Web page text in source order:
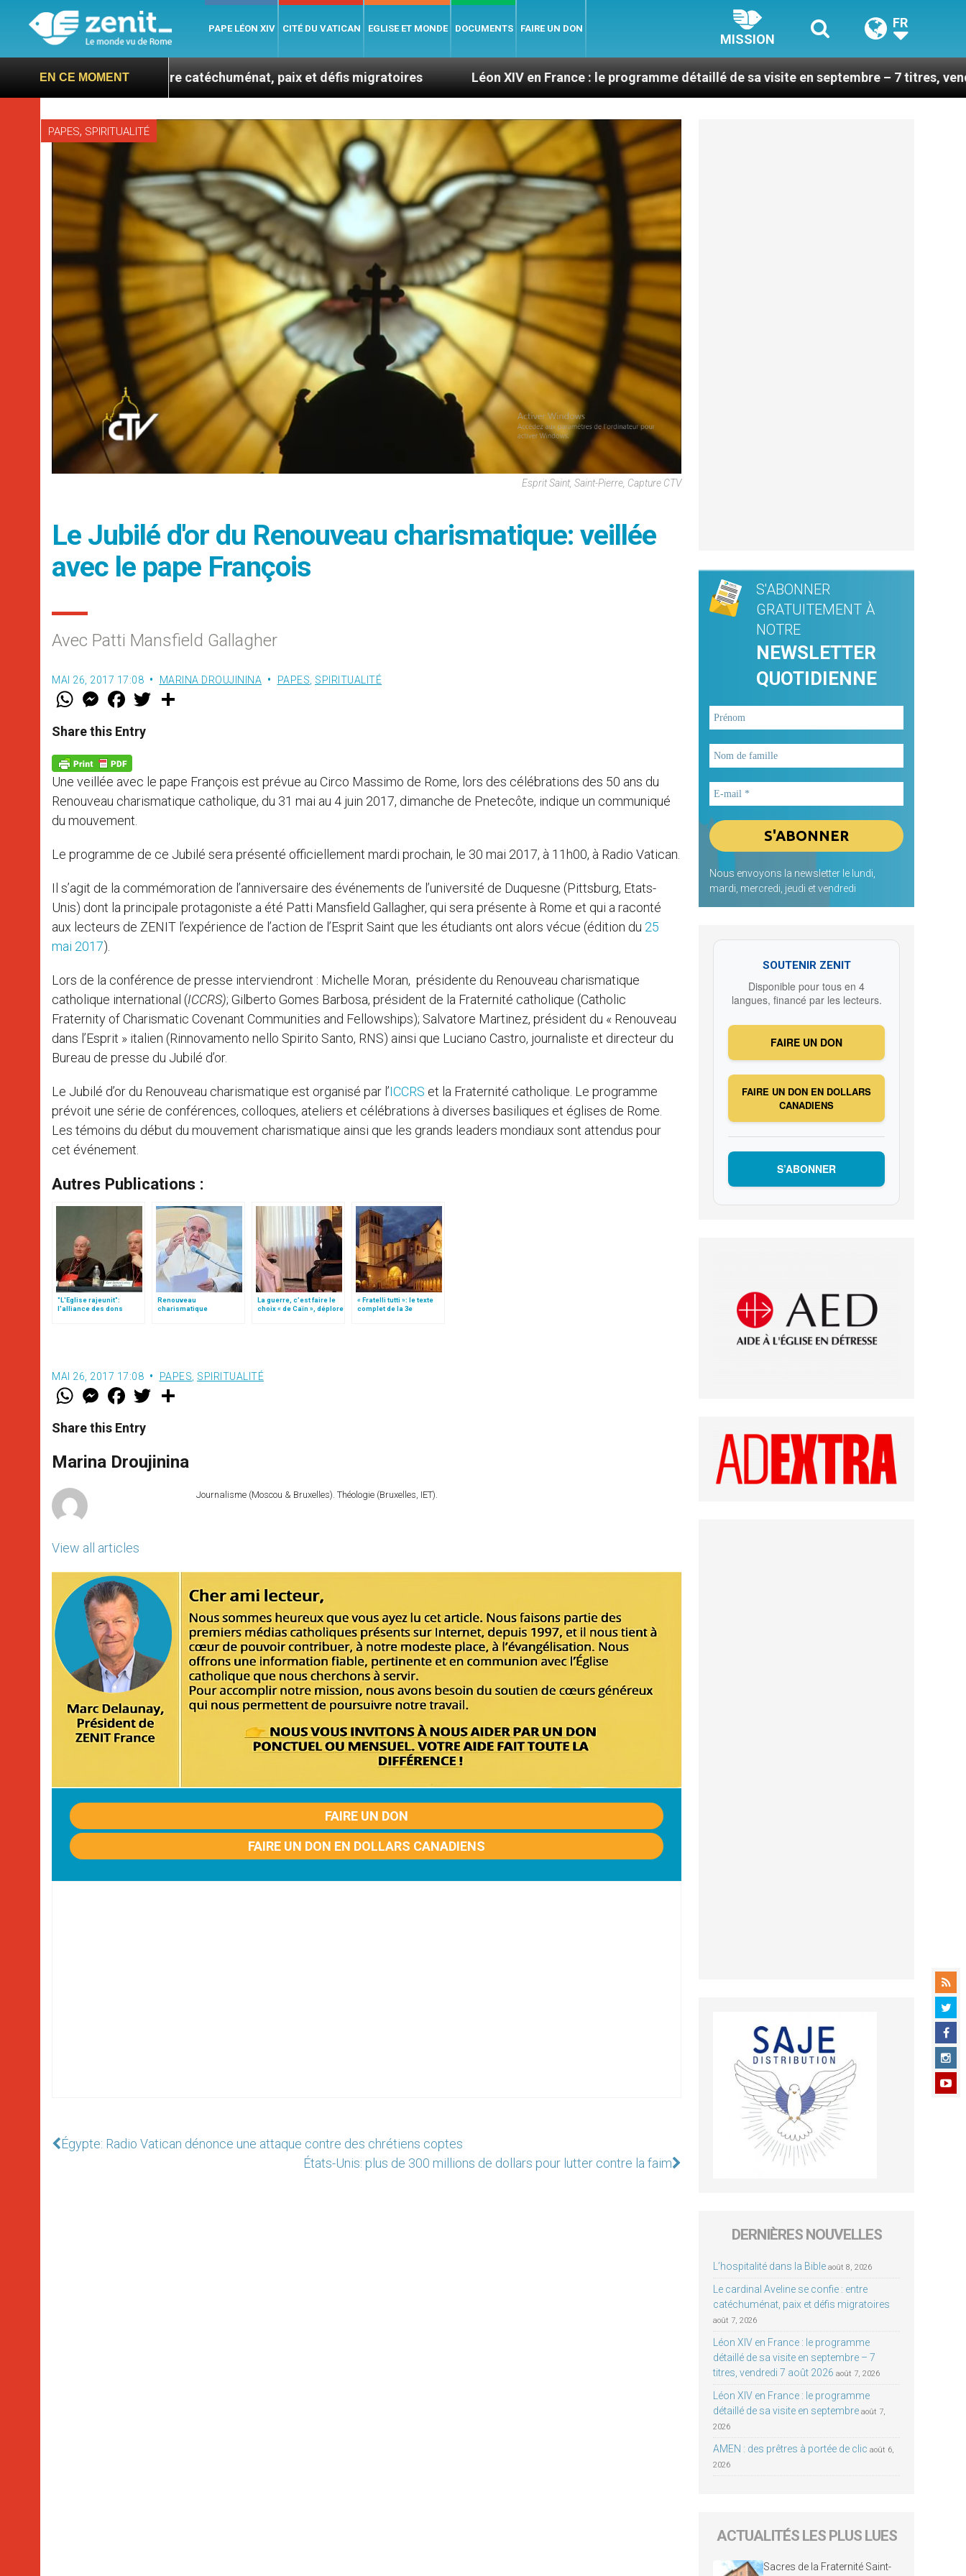
PAPE LÉON XIV CITÉ DU VATICAN EGLISE ET MONDE DOCUMENTS FAIRE UN DON
MISSION
FR
EN CE MOMENT
confie : entre catéchuménat, paix et défis migratoires Léon XIV en France : le programme détaillé de sa visite en septembre – 7 titres, vendredi 7 août
PAPES, SPIRITUALITÉ
Esprit Saint, Saint-Pierre, Capture CTV
Le Jubilé d'or du Renouveau charismatique: veillée
avec le pape François
Avec Patti Mansfield Gallagher
MAI 26, 2017 17:08 MARINA DROUJININA PAPES SPIRITUALITÉ
W
t
s
p
p
M
e
s
e
g
e
r
F
a
e
b
o
k
w
Share this Entry
Une veillée avec le pape François est prévue au Circo Massimo de Rome, lors des célébrations des 50 ans du
Renouveau charismatique catholique, du 31 mai au 4 juin 2017, dimanche de Pnetecôte, indique un communiqué
du mouvement.
Le programme de ce Jubilé sera présenté officiellement mardi prochain, le 30 mai 2017, à 11h00, à Radio Vatican.
Il s’agit de la commémoration de l’anniversaire des événements de l’université de Duquesne (Pittsburg, Etats-
Unis) dont la principale protagoniste a été Patti Mansfield Gallagher, qui sera présente à Rome et qui a raconté
aux lecteurs de ZENIT l’expérience de l’action de l’Esprit Saint que les étudiants ont alors vécue (édition du 25
mai 2017).
Lors de la conférence de presse interviendront : Michelle Moran, présidente du Renouveau charismatique
catholique international (ICCRS); Gilberto Gomes Barbosa, président de la Fraternité catholique (Catholic
Fraternity of Charismatic Covenant Communities and Fellowships); Salvatore Martinez, président du « Renouveau
dans l’Esprit » italien (Rinnovamento nello Spirito Santo, RNS) ainsi que Luciano Castro, journaliste et directeur du
Bureau de presse du Jubilé d’or.
Le Jubilé d’or du Renouveau charismatique est organisé par l’ICCRS et la Fraternité catholique. Le programme
prévoit une série de conférences, colloques, ateliers et célébrations à diverses basiliques et églises de Rome.
Les témoins du début du mouvement charismatique ainsi que les grands leaders mondiaux sont attendus pour
cet événement.
Autres Publications :
"L'Eglise rajeunit":
l'alliance des dons
Renouveau
charismatique
La guerre, c’est faire le
choix « de Caïn », déplore
« Fratelli tutti »: le texte
complet de la 3e
MAI 26, 2017 17:08 PAPES SPIRITUALITÉ
W
t
s
p
p
M
e
s
e
g
e
F
a
e
b
o
k
w
r
Share this Entry
Marina Droujinina
View all articles
Journalisme (Moscou & Bruxelles). Théologie (Bruxelles, IET).
FAIRE UN DON
FAIRE UN DON EN DOLLARS CANADIENS
Égypte: Radio Vatican dénonce une attaque contre des chrétiens coptes
États-Unis: plus de 300 millions de dollars pour lutter contre la faim
S'ABONNER
GRATUITEMENT À
NOTRE
NEWSLETTER
QUOTIDIENNE
Nous envoyons la newsletter le lundi,
mardi, mercredi, jeudi et vendredi
SOUTENIR ZENIT
Disponible pour tous en 4
langues, financé par les lecteurs.
FAIRE UN DON
FAIRE UN DON EN DOLLARS
CANADIENS
S’ABONNER
DERNIÈRES NOUVELLES
L’hospitalité dans la Bible août 8, 2026
Le cardinal Aveline se confie : entre
catéchuménat, paix et défis migratoires
août 7, 2026
Léon XIV en France : le programme
détaillé de sa visite en septembre – 7
titres, vendredi 7 août 2026 août 7, 2026
Léon XIV en France : le programme
détaillé de sa visite en septembre août 7,
2026
AMEN : des prêtres à portée de clic août 6,
2026
ACTUALITÉS LES PLUS LUES
Sacres de la Fraternité Saint-